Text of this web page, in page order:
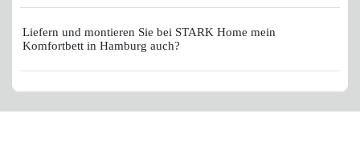
Liefern und montieren Sie bei STARK Home mein
Komfortbett in Hamburg auch?